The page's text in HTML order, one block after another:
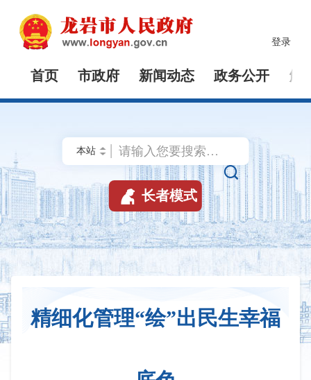
登录
首页 市政府 新闻动态 政务公开 解

 长者模式
精细化管理“绘”出民生幸福